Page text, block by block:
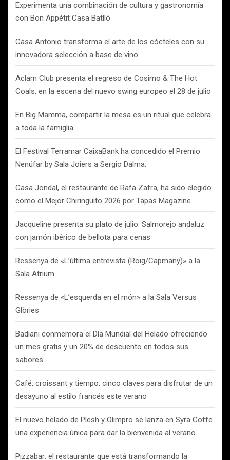
Experimenta una combinación de cultura y gastronomía
con Bon Appétit Casa Batlló
Casa Antonio transforma el arte de los cócteles con su
innovadora selección a base de vino
Aclam Club presenta el regreso de Cosimo & The Hot
Coals, en la escena del nuevo swing europeo el 28 de julio
En Big Mamma, compartir la mesa es un ritual que celebra
a toda la famiglia.
El Festival Terramar CaixaBank ha concedido el Premio
Nenúfar by Sala Joiers a Sergio Dalma.
Casa Jondal, el restaurante de Rafa Zafra, ha sido elegido
como el Mejor Chiringuito 2026 por Tapas Magazine.
Jacqueline presenta su plato de julio: Salmorejo andaluz
con jamón ibérico de bellota para cenas
Ressenya de «L’última entrevista (Roig/Capmany)» a la
Sala Atrium
Ressenya de «L’esquerda en el món» a la Sala Versus
Glòries
Badiani conmemora el Día Mundial del Helado ofreciendo
un mes gratis y un 20% de descuento en todos sus
sabores
Café, croissant y tiempo: cinco claves para disfrutar de un
desayuno al estilo francés este verano
El nuevo helado de Plesh y Olimpro se lanza en Syra Coffe
una experiencia única para dar la bienvenida al verano.
Pizzabar: el restaurante que está transformando la